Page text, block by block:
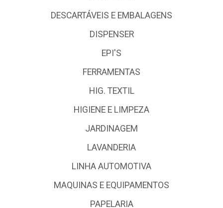
DESCARTÁVEIS E EMBALAGENS
DISPENSER
EPI'S
FERRAMENTAS
HIG. TEXTIL
HIGIENE E LIMPEZA
JARDINAGEM
LAVANDERIA
LINHA AUTOMOTIVA
MAQUINAS E EQUIPAMENTOS
PAPELARIA